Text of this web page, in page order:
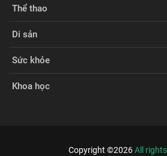
Thể thao
Di sản
Sức khỏe
Khoa học
Copyright ©2026All